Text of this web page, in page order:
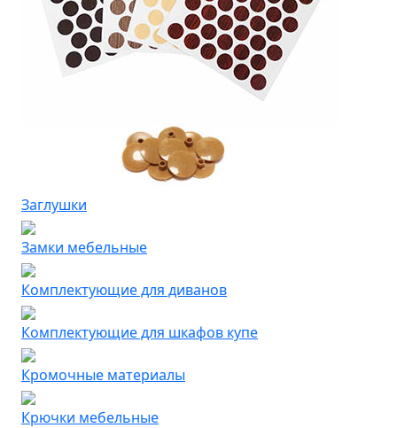
Заглушки
Замки мебельные
Комплектующие для диванов
Комплектующие для шкафов купе
Кромочные материалы
Крючки мебельные